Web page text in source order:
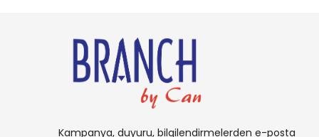
Kampanya, duyuru, bilgilendirmelerden e-posta